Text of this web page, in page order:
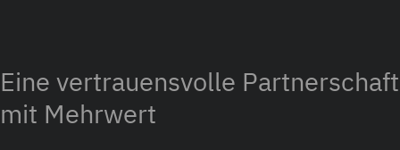
Eine vertrauensvolle Partnerschaft
mit Mehrwert